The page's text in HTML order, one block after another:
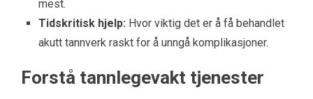
mest.
Tidskritisk hjelp: Hvor viktig det er å få behandlet
akutt tannverk raskt for å unngå komplikasjoner.
Forstå tannlegevakt tjenester